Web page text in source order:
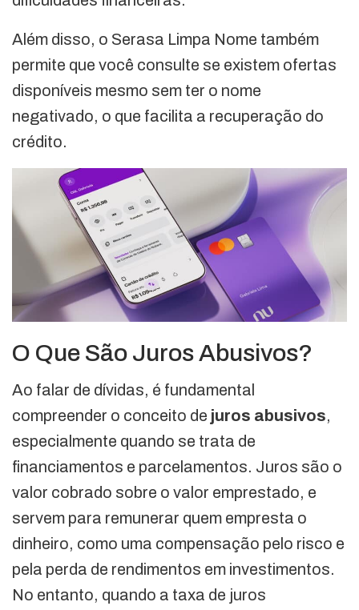
Além disso, o Serasa Limpa Nome também
permite que você consulte se existem ofertas
disponíveis mesmo sem ter o nome
negativado, o que facilita a recuperação do
crédito.
O Que São Juros Abusivos?
Ao falar de dívidas, é fundamental
compreender o conceito de juros abusivos,
especialmente quando se trata de
financiamentos e parcelamentos. Juros são o
valor cobrado sobre o valor emprestado, e
servem para remunerar quem empresta o
dinheiro, como uma compensação pelo risco e
pela perda de rendimentos em investimentos.
No entanto, quando a taxa de juros